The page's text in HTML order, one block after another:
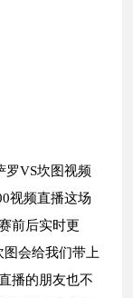
罗VS坎图视频
视频直播这场
前后实时更
会给我们带上
播的朋友也不